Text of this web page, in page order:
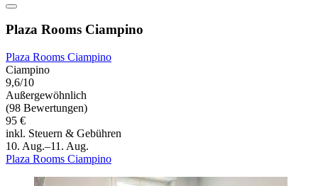
Plaza Rooms Ciampino
Plaza Rooms Ciampino
Ciampino
9,6/10
Außergewöhnlich
(98 Bewertungen)
95 €
inkl. Steuern & Gebühren
10. Aug.–11. Aug.
Plaza Rooms Ciampino